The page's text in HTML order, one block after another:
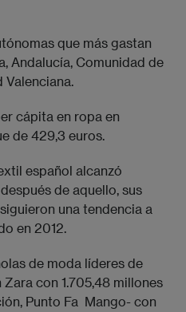
que más gastan
Andalucía, Comunidad de
Valenciana.
cápita en ropa en
de 429,3 euros.
español alcanzó
de aquello, sus
una tendencia a
en 2012.
de moda líderes de
con 1.705,48 millones
Punto Fa  Mango- con